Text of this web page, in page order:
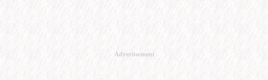
Advertisement